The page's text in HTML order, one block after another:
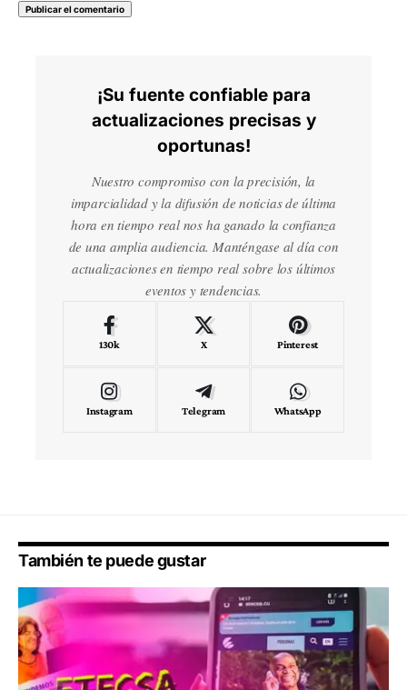
¡Su fuente confiable para
actualizaciones precisas y
oportunas!
Nuestro compromiso con la precisión, la
imparcialidad y la difusión de noticias de última
hora en tiempo real nos ha ganado la confianza
de una amplia audiencia. Manténgase al día con
actualizaciones en tiempo real sobre los últimos
eventos y tendencias.
130k X Pinterest
Instagram Telegram WhatsApp
También te puede gustar